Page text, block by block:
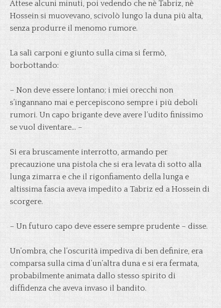
Attese alcuni minuti, poi vedendo che nè Tabriz, nè
Hossein si muovevano, scivolò lungo la duna più alta,
senza produrre il menomo rumore.
La salì carponi e giunto sulla cima si fermò,
borbottando:
– Non deve essere lontano; i miei orecchi non
s’ingannano mai e percepiscono sempre i più deboli
rumori. Un capo brigante deve avere l’udito finissimo
se vuol diventare… –
Si era bruscamente interrotto, armando per
precauzione una pistola che si era levata di sotto alla
lunga zimarra e che il rigonfiamento della lunga e
altissima fascia aveva impedito a Tabriz ed a Hossein di
scorgere.
– Un futuro capo deve essere sempre prudente – disse.
Un’ombra, che l’oscurità impediva di ben definire, era
comparsa sulla cima d’un’altra duna e si era fermata,
probabilmente animata dallo stesso spirito di
diffidenza che aveva invaso il bandito.